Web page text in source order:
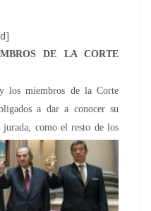
DE LA CORTE
los miembros de la Corte
a dar a conocer su
jurada, como el resto de los